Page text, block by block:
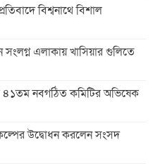
বিশ্বনাথে বিশাল
সংলগ্ন এলাকায় খাসিয়ার গুলিতে
৪১তম নবগঠিত কমিটির অভিষেক
উদ্বোধন করলেন সংসদ